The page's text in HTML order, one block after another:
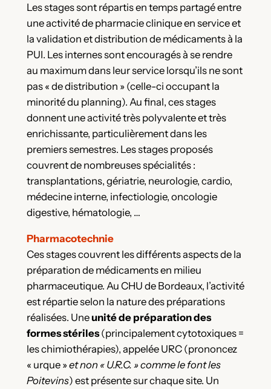
Les stages sont répartis en temps partagé entre
une activité de pharmacie clinique en service et
la validation et distribution de médicaments à la
PUI. Les internes sont encouragés à se rendre
au maximum dans leur service lorsqu’ils ne sont
pas « de distribution » (celle-ci occupant la
minorité du planning). Au final, ces stages
donnent une activité très polyvalente et très
enrichissante, particulièrement dans les
premiers semestres. Les stages proposés
couvrent de nombreuses spécialités :
transplantations, gériatrie, neurologie, cardio,
médecine interne, infectiologie, oncologie
digestive, hématologie, …
Pharmacotechnie
Ces stages couvrent les différents aspects de la
préparation de médicaments en milieu
pharmaceutique. Au CHU de Bordeaux, l’activité
est répartie selon la nature des préparations
réalisées. Uneunité de préparation des
formes stériles(principalement cytotoxiques =
les chimiothérapies), appelée URC (prononcez
« urque »et non « U.R.C. » comme le font les
Poitevins) est présente sur chaque site. Un